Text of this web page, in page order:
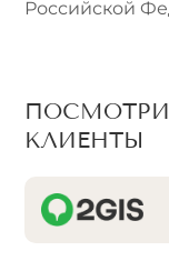
Российской
КЛИЕНТЫ